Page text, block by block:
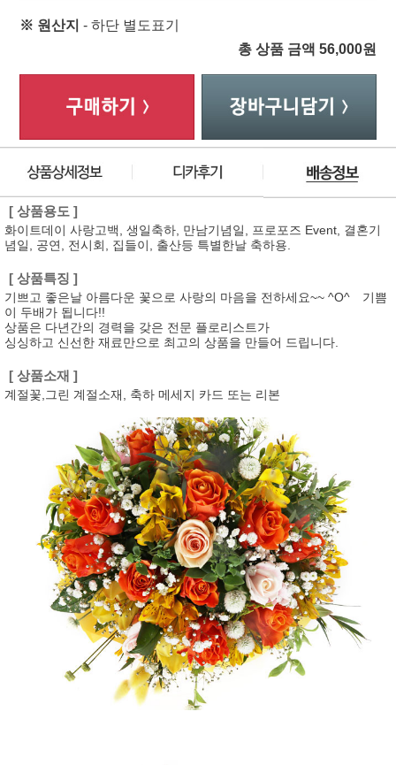
※ 원산지 - 하단 별도표기
총 상품 금액 56,000원
[ 상품용도 ]
화이트데이 사랑고백, 생일축하, 만남기념일, 프로포즈 Event, 결혼기
념일, 공연, 전시회, 집들이, 출산등 특별한날 축하용.
[ 상품특징 ]
기쁘고 좋은날 아름다운 꽃으로 사랑의 마음을 전하세요~~ ^O^ 기쁨
이 두배가 됩니다!!
상품은 다년간의 경력을 갖은 전문 플로리스트가
싱싱하고 신선한 재료만으로 최고의 상품을 만들어 드립니다.
[ 상품소재 ]
계절꽃,그린 계절소재, 축하 메세지 카드 또는 리본